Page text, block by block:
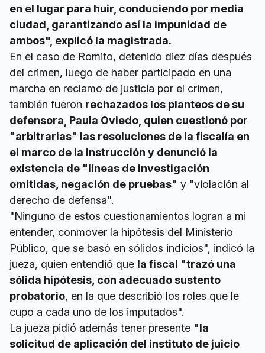
en el lugar para huir, conduciendo por media
ciudad, garantizando así la impunidad de
ambos", explicó la magistrada.
En el caso de Romito, detenido diez días después
del crimen, luego de haber participado en una
marcha en reclamo de justicia por el crimen,
también fueron rechazados los planteos de su
defensora, Paula Oviedo, quien cuestionó por
"arbitrarias" las resoluciones de la fiscalía en
el marco de la instrucción y denunció la
existencia de "líneas de investigación
omitidas, negación de pruebas" y "violación al
derecho de defensa".
"Ninguno de estos cuestionamientos logran a mi
entender, conmover la hipótesis del Ministerio
Público, que se basó en sólidos indicios", indicó la
jueza, quien entendió que la fiscal "trazó una
sólida hipótesis, con adecuado sustento
probatorio, en la que describió los roles que le
cupo a cada uno de los imputados".
La jueza pidió además tener presente "la
solicitud de aplicación del instituto de juicio